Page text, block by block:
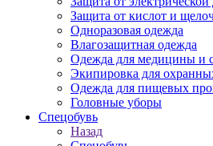
Защита от кислот и
Одноразовая одежда
Влагозащитная одежда
Одежда для медицины и
Экипировка для
Одежда для пищевых
Головные уборы
Спецобувь
Назад